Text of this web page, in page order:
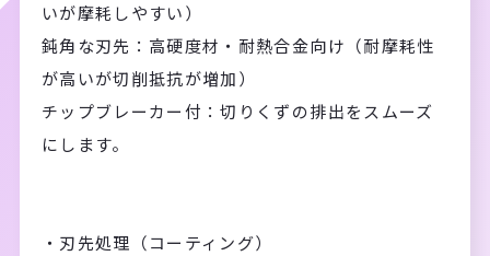
いが摩耗しやすい）
鈍角な刃先：高硬度材・耐熱合金向け（耐摩耗性
が高いが切削抵抗が増加）
チップブレーカー付：切りくずの排出をスムーズ
にします。
・刃先処理（コーティング）